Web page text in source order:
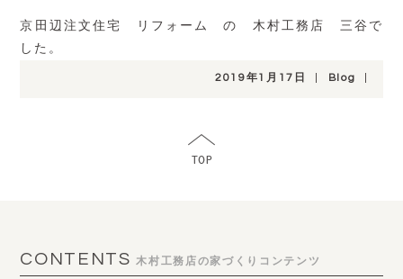
京田辺注文住宅 リフォーム の 木村工務店 三谷で
した。
2019年1月17日 Blog
CONTENTS 木村工務店の家づくりコンテンツ